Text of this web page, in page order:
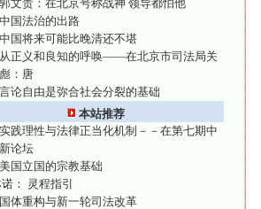
文贵：在北京号称战神 领导都怕他
国法治的出路
国将来可能比晚清还不堪
正义和良知的呼唤——在北京市司法局关
：唐
论自由是弥合社会分裂的基础
本站推荐
践理性与法律正当化机制－－在第七期中
论坛
国立国的宗教基础
： 灵程指引
体重构与新一轮司法改革